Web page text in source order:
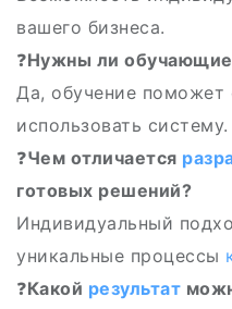
вашего бизнеса.
❓Нужны ли обучающие
Да, обучение поможет
использовать систему.
❓Чем отличается
готовых решений?
Индивидуальный
уникальные процессы
❓Какой результат